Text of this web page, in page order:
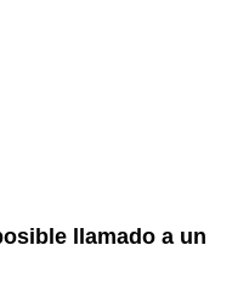
llamado a un